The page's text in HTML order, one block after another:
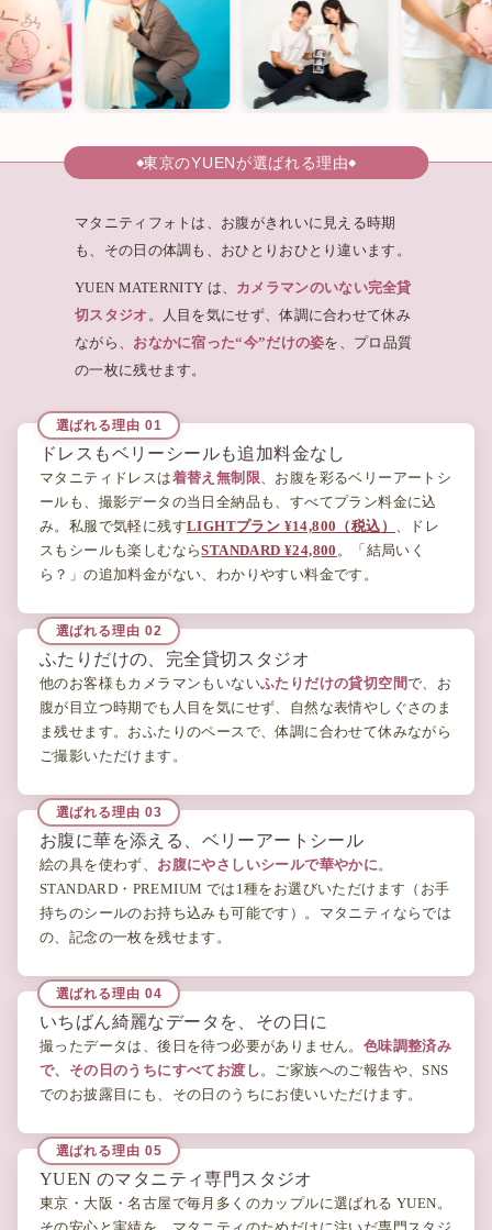
東京のYUENが選ばれる理由
マタニティフォトは、お腹がきれいに見える時期
も、その日の体調も、おひとりおひとり違います。
YUEN MATERNITY は、 カメラマンのいない完全貸
切スタジオ 。人目を気にせず、体調に合わせて休み
ながら、 おなかに宿った“今”だけの姿を、プロ品質
の一枚に残せます。
ドレスもベリーシールも追加料金なし
マタニティドレスは着替え無制限、お腹を彩るベリーアートシ
ールも、撮影データの当日全納品も、すべてプラン料金に込
み。私服で気軽に残すLIGHTプラン ¥14,800（税込） 、ドレ
スもシールも楽しむならSTANDARD ¥24,800 。「結局いく
ら？」の追加料金がない、わかりやすい料金です。
ふたりだけの、完全貸切スタジオ
他のお客様もカメラマンもいないふたりだけの貸切空間で、お
腹が目立つ時期でも人目を気にせず、自然な表情やしぐさのま
ま残せます。おふたりのペースで、体調に合わせて休みながら
ご撮影いただけます。
お腹に華を添える、ベリーアートシール
絵の具を使わず、 お腹にやさしいシールで華やかに。
STANDARD・PREMIUM では1種をお選びいただけます（お手
持ちのシールのお持ち込みも可能です）。マタニティならでは
の、記念の一枚を残せます。
いちばん綺麗なデータを、その日に
撮ったデータは、後日を待つ必要がありません。 色味調整済み
で、その日のうちにすべてお渡し。ご家族へのご報告や、SNS
でのお披露目にも、その日のうちにお使いいただけます。
YUEN のマタニティ専門スタジオ
東京・大阪・名古屋で毎月多くのカップルに選ばれる YUEN。